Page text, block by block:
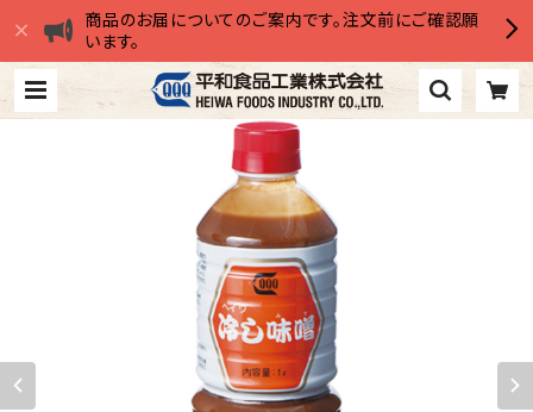
商品のお届についてのご案内です。注文前にご確認願
います。